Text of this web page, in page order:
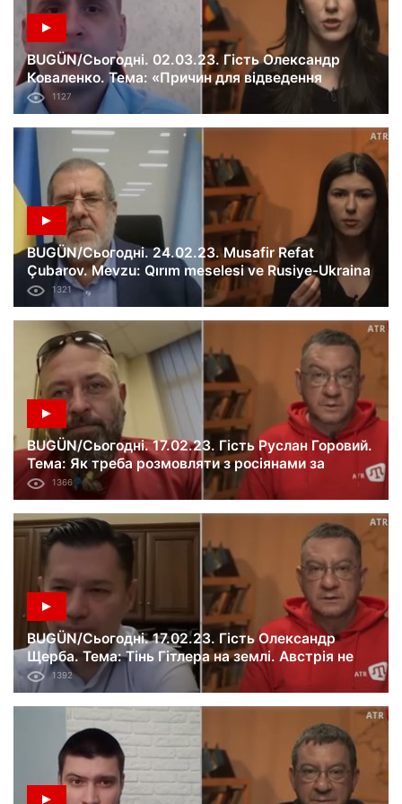
BUGÜN/Сьогодні. 02.03.23. Гість Олександр
Коваленко. Тема: «Причин для відведення
українських військ під Бахмутом немає. Оборона
міста щільна та ефективна».
1127
BUGÜN/Сьогодні. 24.02.23. Musafir Refat
Çubarov. Mevzu: Qırım meselesi ve Rusiye-Ukraina
savaşı. 366-ci künü.
1321
BUGÜN/Сьогодні. 17.02.23. Гість Руслан Горовий.
Тема: Як треба розмовляти з росіянами за
кордоном.
1366
BUGÜN/Сьогодні. 17.02.23. Гість Олександр
Щерба. Тема: Тінь Гітлера на землі. Австрія не
пройшла денацифікацію.
1392